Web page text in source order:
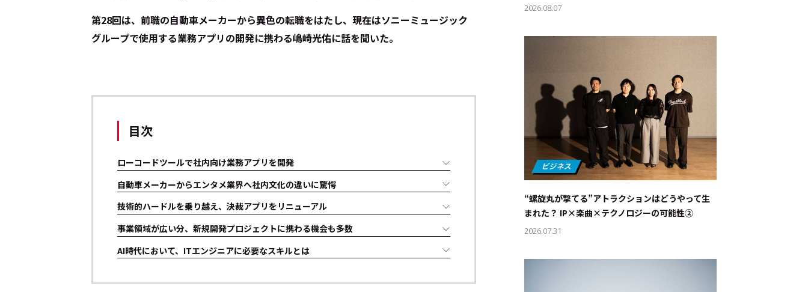
第28回は、前職の自動車メーカーから異色の転職をはたし、現在はソニーミュージック
グループで使用する業務アプリの開発に携わる嶋崎光佑に話を聞いた。
目次
ローコードツールで社内向け業務アプリを開発
自動車メーカーからエンタメ業界へ――社内文化の違いに驚愕
技術的ハードルを乗り越え、決裁アプリをリニューアル
事業領域が広い分、新規開発プロジェクトに携わる機会も多数
AI時代において、ITエンジニアに必要なスキルとは
2026.08.07
“螺旋丸が撃てる”アトラクションはどうやって生
まれた？ IP×楽曲×テクノロジーの可能性②
2026.07.31